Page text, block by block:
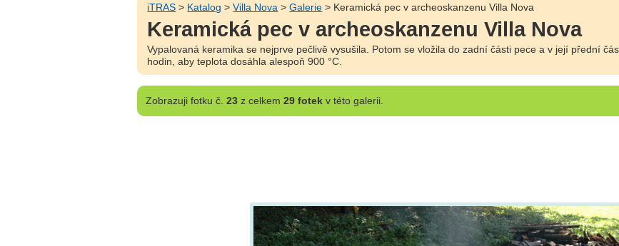
iTRAS > Katalog >Villa Nova >Galerie > Keramická pec v archeoskanzenu Villa Nova
Keramická pec v archeoskanzenu Villa Nova
Vypalovaná keramika se nejprve pečlivě vysušila. Potom se vložila do zadní části pece a v její přední
hodin, aby teplota dosáhla alespoň 900 °C.
Zobrazujifotku č. 23z celkem 29 fotekv této galerii.